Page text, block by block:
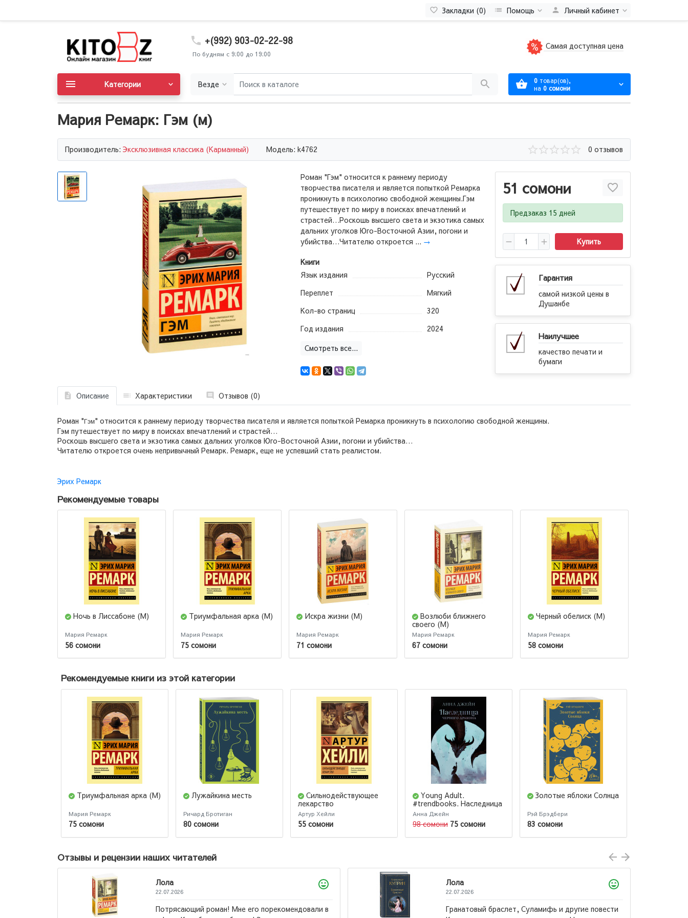
Закладки (0) Помощь Личный кабинет
+(992) 903-02-22-98
По будням с 9:00 до 19:00
Самая доступная цена
Везде 0 товар(ов),
на 0 сомони
Категории
Мария Ремарк: Гэм (м)
Производитель: Эксклюзивная классика (Карманный) Модель: k4762 0 отзывов
51 сомони
Предзаказ 15 дней
Купить
Гарантия
самой низкой цены в
Душанбе
Наилучшее
качество печати и
бумаги
Роман "Гэм" относится к раннему периоду
творчества писателя и является попыткой Ремарка
проникнуть в психологию свободной женщины.Гэм
путешествует по миру в поисках впечатлений и
страстей…Роскошь высшего света и экзотика самых
дальних уголков Юго-Восточной Азии, погони и
убийства…Читателю откроется ... →
Книги
Язык издания
Русский
Переплет
Мягкий
Кол-во страниц
320
Год издания
2024
Смотреть все...
Описание Характеристики Отзывов (0)
Роман "Гэм" относится к раннему периоду творчества писателя и является попыткой Ремарка проникнуть в психологию свободной женщины.
Гэм путешествует по миру в поисках впечатлений и страстей…
Роскошь высшего света и экзотика самых дальних уголков Юго-Восточной Азии, погони и убийства…
Читателю откроется очень непривычный Ремарк. Ремарк, еще не успевший стать реалистом.
Эрих Ремарк
Рекомендуемые товары
Ночь в Лиссабоне (М)
Мария Ремарк
56 сомони
Триумфальная арка (М)
Мария Ремарк
75 сомони
Искра жизни (М)
Мария Ремарк
71 сомони
Возлюби ближнего
своего (М)
Мария Ремарк
67 сомони
Черный обелиск (М)
Мария Ремарк
58 сомони
Рекомендуемые книги из этой категории
Триумфальная арка (М)
Мария Ремарк
75 сомони
Лужайкина месть
Ричард Бротиган
80 сомони
Сильнодействующее
лекарство
Артур Хейли
55 сомони
Young Adult.
#trendbooks. Наследница
черного дракона
Анна Джейн
98 сомони 75 сомони
Золотые яблоки Солнца
Рэй Брэдбери
83 сомони
Отзывы и рецензии наших читателей
его порекомендовали в
Гранатовый браслет, Суламифь и другие повести
Произведение к которому хочется возвращаться